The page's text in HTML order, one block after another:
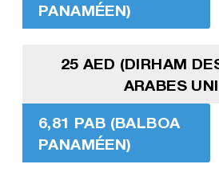
PANAMÉEN)
25 AED (DIRHAM
ARABES
6,81 PAB (BALBOA
PANAMÉEN)